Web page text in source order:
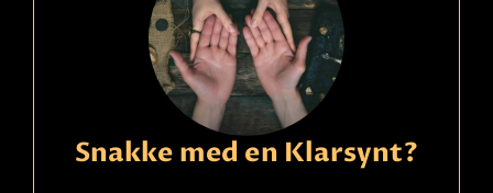
Svensk spådame som hjelper deg. Ser i kortene og
Snakke med en Klarsynt?